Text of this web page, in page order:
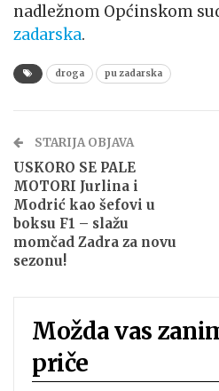
nadležnom Općinskom
zadarska.
droga pu zadarska
STARIJA OBJAVA
USKORO SE PALE
MOTORI Jurlina i
Modrić kao šefovi u
boksu F1 – slažu
momčad Zadra za novu
sezonu!
Možda vas
priče